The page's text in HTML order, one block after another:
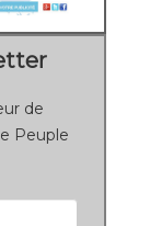
de
Peuple